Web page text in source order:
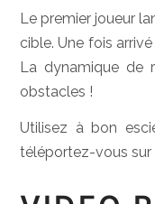
Le premier joueur
cible. Une fois
La dynamique de
obstacles !
Utilisez à bon
téléportez-vous sur